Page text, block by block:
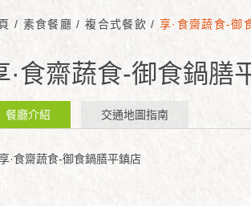
/ 素食餐廳/ 複合式餐飲/ 享·食齋蔬食-御
·食齋蔬食-御食鍋膳
餐廳介紹 交通地圖指南